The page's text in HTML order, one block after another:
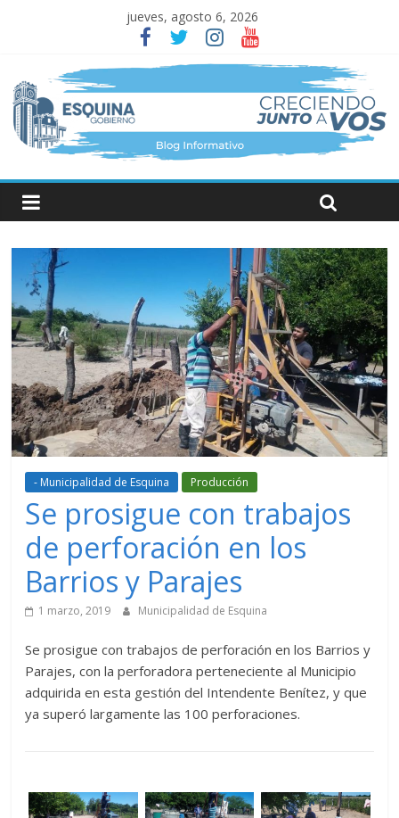
jueves, agosto 6, 2026
- Municipalidad de Esquina Producción
Se prosigue con trabajos
de perforación en los
Barrios y Parajes
1 marzo, 2019 Municipalidad de Esquina
Se prosigue con trabajos de perforación en los Barrios y
Parajes, con la perforadora perteneciente al Municipio
adquirida en esta gestión del Intendente Benítez, y que
ya superó largamente las 100 perforaciones.